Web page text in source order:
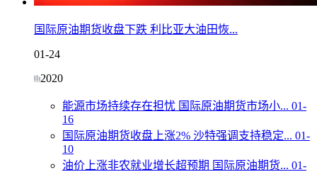
国际原油期货收盘下跌 利比亚大油田恢...
01-24
2020
能源市场持续存在担忧 国际原油期货市场小... 01-
16
国际原油期货收盘上涨2% 沙特强调支持稳定... 01-
10
油价上涨非农就业增长超预期 国际原油期货... 01-